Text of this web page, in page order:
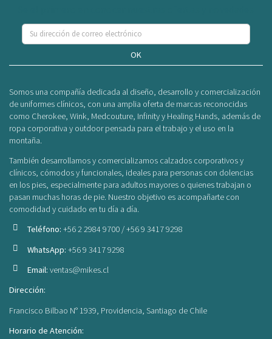
OK
Somos una compañía dedicada al diseño, desarrollo y comercialización
de uniformes clínicos, con una amplia oferta de marcas reconocidas
como Cherokee, Wink, Medcouture, Infinity y Healing Hands, además de
ropa corporativa y outdoor pensada para el trabajo y el uso en la
montaña.
También desarrollamos y comercializamos calzados corporativos y
clínicos, cómodos y funcionales, ideales para personas con dolencias
en los pies, especialmente para adultos mayores o quienes trabajan o
pasan muchas horas de pie. Nuestro objetivo es acompañarte con
comodidad y cuidado en tu día a día.
Teléfono: +56 2 2984 9700 / +56 9 3417 9298
WhatsApp: +56 9 3417 9298
Email: ventas@mikes.cl
Dirección:
Francisco Bilbao N° 1939, Providencia, Santiago de Chile
Horario de Atención: